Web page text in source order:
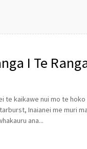
I Te
te kaikawe nui mo te
Inaianei me muri
ana...